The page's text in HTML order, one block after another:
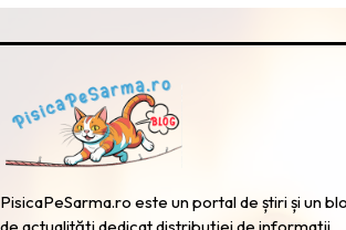
PisicaPeSarma.ro este un portal de știri și un